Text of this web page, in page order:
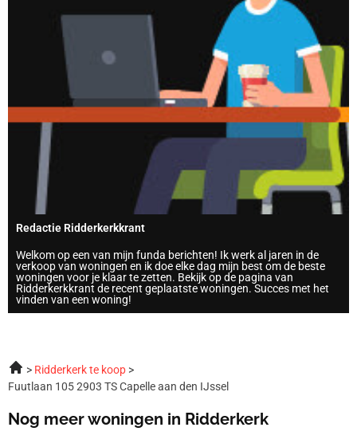
Redactie Ridderkerkkrant
Welkom op een van mijn funda berichten! Ik werk al jaren in de
verkoop van woningen en ik doe elke dag mijn best om de beste
woningen voor je klaar te zetten. Bekijk op de pagina van
Ridderkerkkrant de recent geplaatste woningen. Succes met het
vinden van een woning!
Ridderkerk te koop
Fuutlaan 105 2903 TS Capelle aan den IJssel
Nog meer woningen in Ridderkerk